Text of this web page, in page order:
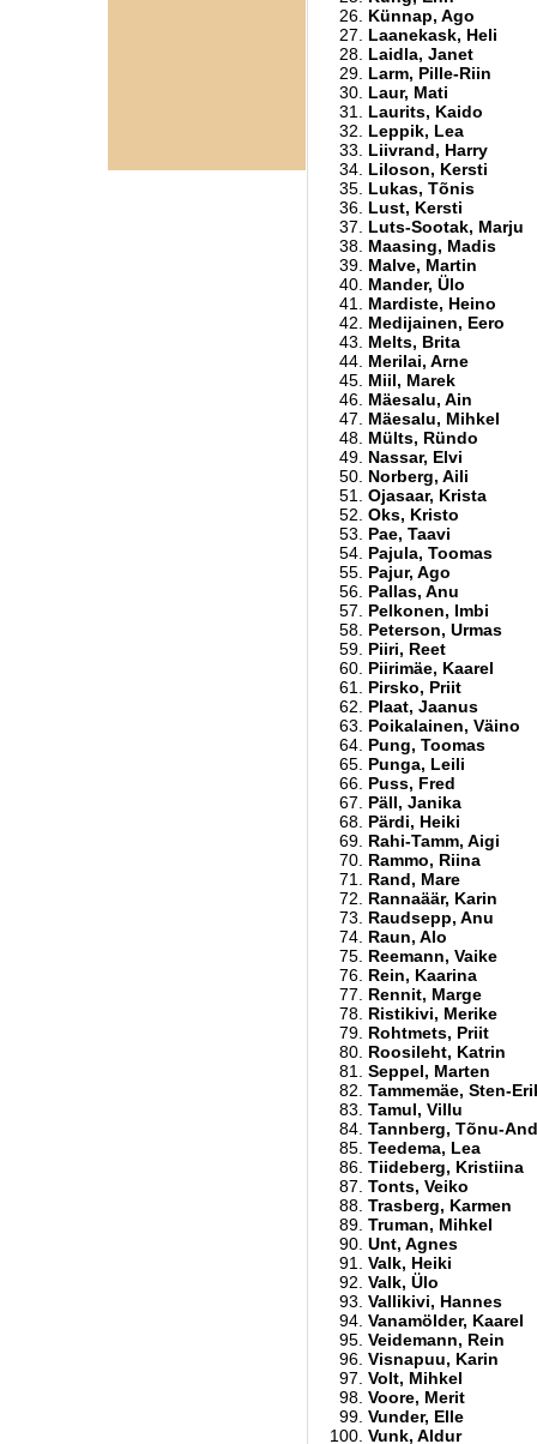
Künnap, Ago
Laanekask, Heli
Laidla, Janet
Larm, Pille-Riin
Laur, Mati
Laurits, Kaido
Leppik, Lea
Liivrand, Harry
Liloson, Kersti
Lukas, Tõnis
Lust, Kersti
Luts-Sootak, Marju
Maasing, Madis
Malve, Martin
Mander, Ülo
Mardiste, Heino
Medijainen, Eero
Melts, Brita
Merilai, Arne
Miil, Marek
Mäesalu, Ain
Mäesalu, Mihkel
Mülts, Ründo
Nassar, Elvi
Norberg, Aili
Ojasaar, Krista
Oks, Kristo
Pae, Taavi
Pajula, Toomas
Pajur, Ago
Pallas, Anu
Pelkonen, Imbi
Peterson, Urmas
Piiri, Reet
Piirimäe, Kaarel
Pirsko, Priit
Plaat, Jaanus
Poikalainen, Väino
Pung, Toomas
Punga, Leili
Puss, Fred
Päll, Janika
Pärdi, Heiki
Rahi-Tamm, Aigi
Rammo, Riina
Rand, Mare
Rannaäär, Karin
Raudsepp, Anu
Raun, Alo
Reemann, Vaike
Rein, Kaarina
Rennit, Marge
Ristikivi, Merike
Rohtmets, Priit
Roosileht, Katrin
Seppel, Marten
Tammemäe, Sten-
Tamul, Villu
Tannberg, Tõnu-
Teedema, Lea
Tiideberg, Kristiina
Tonts, Veiko
Trasberg, Karmen
Truman, Mihkel
Unt, Agnes
Valk, Heiki
Valk, Ülo
Vallikivi, Hannes
Vanamölder, Kaarel
Veidemann, Rein
Visnapuu, Karin
Volt, Mihkel
Voore, Merit
Vunder, Elle
Vunk, Aldur